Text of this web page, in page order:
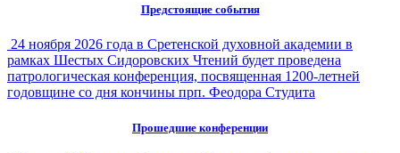
Предстоящие события
24 ноября 2026 года в Сретенской духовной академии в
рамках Шестых Сидоровских Чтений будет проведена
патрологическая конференция, посвященная 1200-летней
годовщине со дня кончины прп. Феодора Студита
Прошедшие конференции